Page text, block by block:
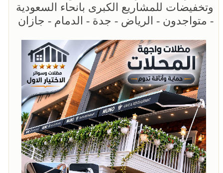
وتخفيضات للمشاريع الكبرى بانحاء السعودية
- متواجدون - الرياض - جدة - الدمام - جازان